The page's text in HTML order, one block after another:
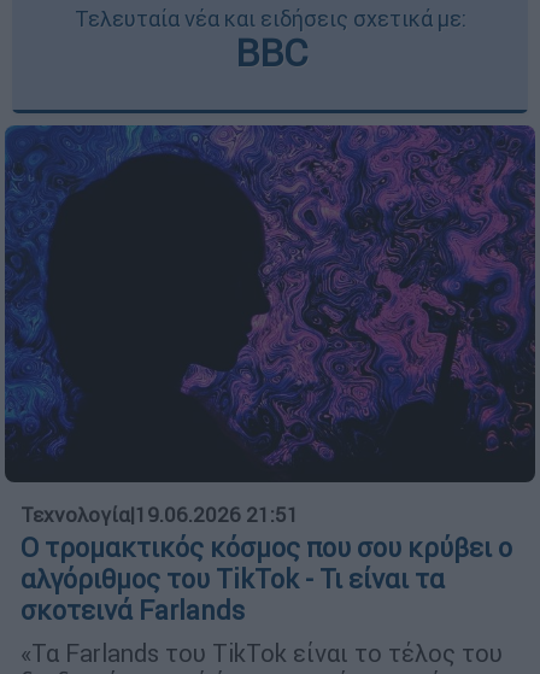
Τελευταία νέα και ειδήσεις σχετικά με:
BBC
Τεχνολογία|19.06.2026 21:51
Ο τρομακτικός κόσμος που σου κρύβει ο
αλγόριθμος του TikTok - Τι είναι τα
σκοτεινά Farlands
«Τα Farlands του TikTok είναι το τέλος του